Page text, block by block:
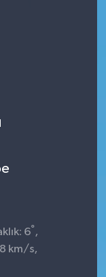
6° ,
8 km/s,